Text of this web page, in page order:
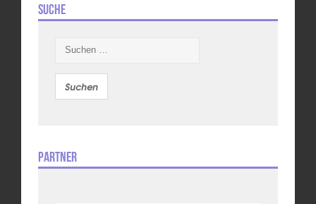
Suche
nach:
Partner